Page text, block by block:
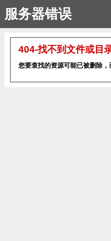
服务器错误
404-找不到文件或目录
您要查找的资源可能已被删除，